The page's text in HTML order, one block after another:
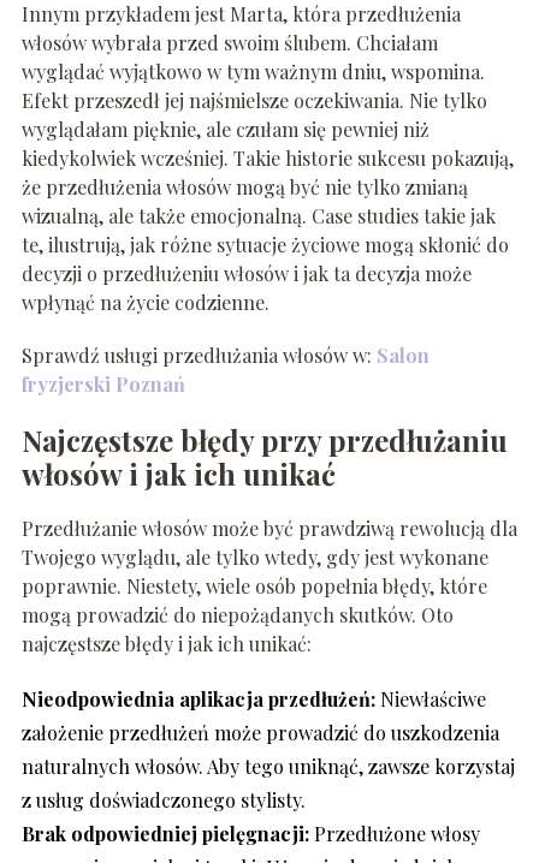
Innym przykładem jest Marta, która przedłużenia
włosów wybrała przed swoim ślubem. Chciałam
wyglądać wyjątkowo w tym ważnym dniu, wspomina.
Efekt przeszedł jej najśmielsze oczekiwania. Nie tylko
wyglądałam pięknie, ale czułam się pewniej niż
kiedykolwiek wcześniej. Takie historie sukcesu pokazują,
że przedłużenia włosów mogą być nie tylko zmianą
wizualną, ale także emocjonalną. Case studies takie jak
te, ilustrują, jak różne sytuacje życiowe mogą skłonić do
decyzji o przedłużeniu włosów i jak ta decyzja może
wpłynąć na życie codzienne.
Sprawdź usługi przedłużania włosów w: Salon
fryzjerski Poznań
Najczęstsze błędy przy przedłużaniu
włosów i jak ich unikać
Przedłużanie włosów może być prawdziwą rewolucją dla
Twojego wyglądu, ale tylko wtedy, gdy jest wykonane
poprawnie. Niestety, wiele osób popełnia błędy, które
mogą prowadzić do niepożądanych skutków. Oto
najczęstsze błędy i jak ich unikać:
Nieodpowiednia aplikacja przedłużeń:Niewłaściwe
założenie przedłużeń może prowadzić do uszkodzenia
naturalnych włosów. Aby tego uniknąć, zawsze korzystaj
z usług doświadczonego stylisty.
Brak odpowiedniej pielęgnacji:Przedłużone włosy